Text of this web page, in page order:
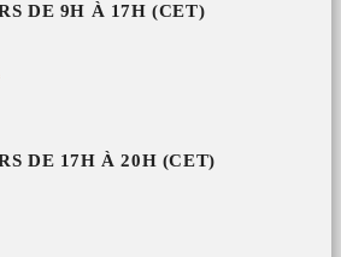
DE 9H À 17H (CET)
DE 17H À 20H (CET)